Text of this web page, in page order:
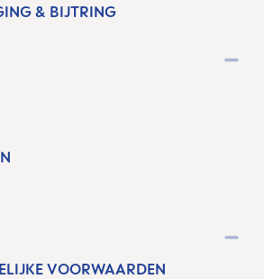
& BIJTRING
VOORWAARDEN